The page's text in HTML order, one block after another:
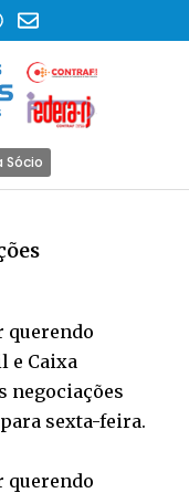
Sócio
querendo
e Caixa
negociações
sexta-feira.
querendo